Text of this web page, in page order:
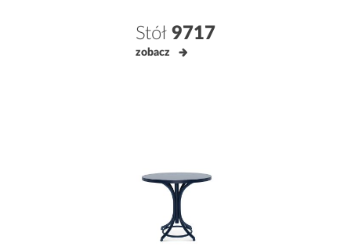
Stół 9717
zobacz